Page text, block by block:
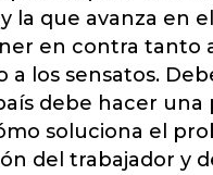
la que avanza en
en contra tanto
a los sensatos.
debe hacer una
soluciona el
del trabajador y